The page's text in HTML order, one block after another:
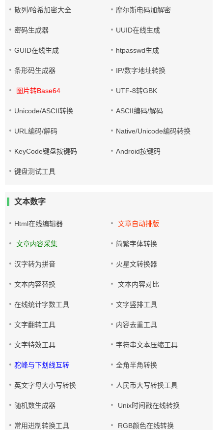
散列/哈希加密大全 摩尔斯电码加解密
密码生成器 UUID在线生成
GUID在线生成 htpasswd生成
条形码生成器 IP/数字地址转换
图片转Base64 UTF-8转GBK
Unicode/ASCII转换 ASCII编码/解码
URL编码/解码 Native/Unicode编码转换
KeyCode键盘按键码 Android按键码
键盘测试工具
文本数字
Html在线编辑器 文章自动排版
文章内容采集 简繁字体转换
汉字转为拼音 火星文转换器
文本内容替换 文本内容对比
在线统计字数工具 文字竖排工具
文字翻转工具 内容去重工具
文字特效工具 字符串文本压缩工具
驼峰与下划线互转 全角半角转换
英文字母大小写转换 人民币大写转换工具
随机数生成器 Unix时间戳在线转换
常用进制转换工具 RGB颜色在线转换